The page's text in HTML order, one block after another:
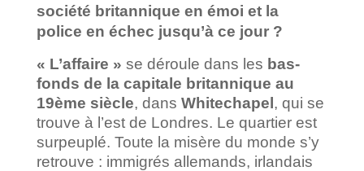
société britannique en émoi et la
police en échec jusqu’à ce jour ?
« L’affaire » se déroule dans les bas-
fonds de la capitale britannique au
19ème siècle, dans Whitechapel, qui se
trouve à l’est de Londres. Le quartier est
surpeuplé. Toute la misère du monde s’y
retrouve : immigrés allemands, irlandais